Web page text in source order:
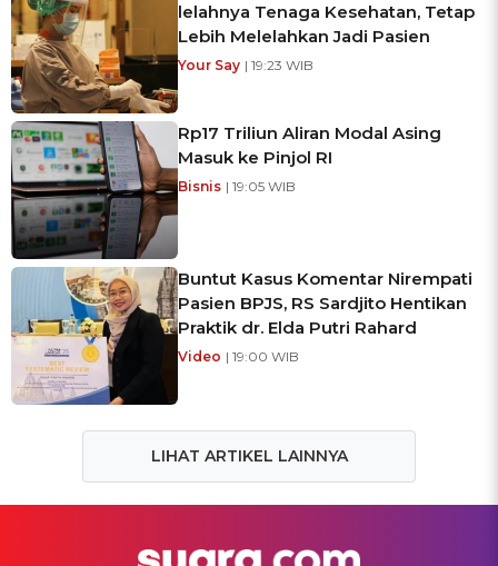
lelahnya Tenaga Kesehatan, Tetap
Lebih Melelahkan Jadi Pasien
Your Say | 19:23 WIB
Rp17 Triliun Aliran Modal Asing
Masuk ke Pinjol RI
Bisnis | 19:05 WIB
Buntut Kasus Komentar Nirempati
Pasien BPJS, RS Sardjito Hentikan
Praktik dr. Elda Putri Rahard
Video | 19:00 WIB
LIHAT ARTIKEL LAINNYA